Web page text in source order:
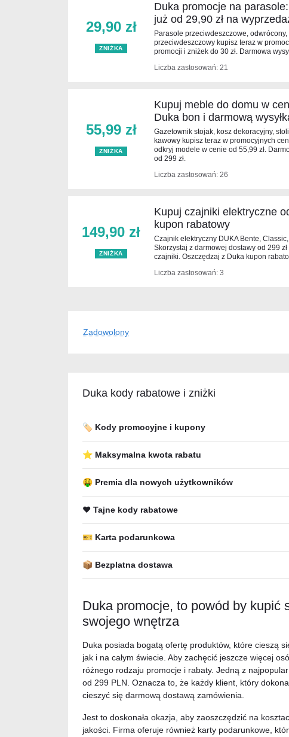
29,90 zł
ZNIŻKA
Duka promocje na
już od 29,90 zł na
Parasole przeciwdeszczowe,
przeciwdeszczowy kupisz teraz w
promocji i zniżek do 30 zł. Darmowa
Liczba zastosowań: 21
55,99 zł
ZNIŻKA
Kupuj meble do domu w
Duka bon i darmową
Gazetownik stojak, kosz dekoracyjny,
kawowy kupisz teraz w promocyjnych
odkryj modele w cenie od 55,99 zł.
od 299 zł.
Liczba zastosowań: 26
149,90 zł
ZNIŻKA
Kupuj czajniki elektryczne
kupon rabatowy
Czajnik elektryczny DUKA Bente,
Skorzystaj z darmowej dostawy od 299
czajniki. Oszczędzaj z Duka kupon
Liczba zastosowań: 3
Zadowolony
Duka kody rabatowe i zniżki
🏷️ Kody promocyjne i kupony
⭐ Maksymalna kwota rabatu
🤑 Premia dla nowych użytkowników
❤️ Tajne kody rabatowe
🎫 Karta podarunkowa
📦 Bezplatna dostawa
Duka promocje, to powód by kupić
swojego wnętrza
Duka posiada bogatą ofertę produktów, które cieszą
jak i na całym świecie. Aby zachęcić jeszcze więcej
różnego rodzaju promocje i rabaty. Jedną z
od 299 PLN. Oznacza to, że każdy klient, który
cieszyć się darmową dostawą zamówienia.
Jest to doskonała okazja, aby zaoszczędzić na
jakości. Firma oferuje również karty podarunkowe,